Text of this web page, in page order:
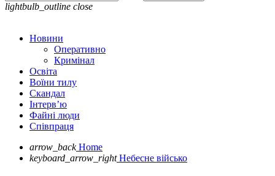
lightbulb_outline close
Новини
Оперативно
Кримінал
Освіта
Воїни тилу
Скандал
Інтерв’ю
Файні люди
Співпраця
arrow_back Home
keyboard_arrow_right Небесне військо